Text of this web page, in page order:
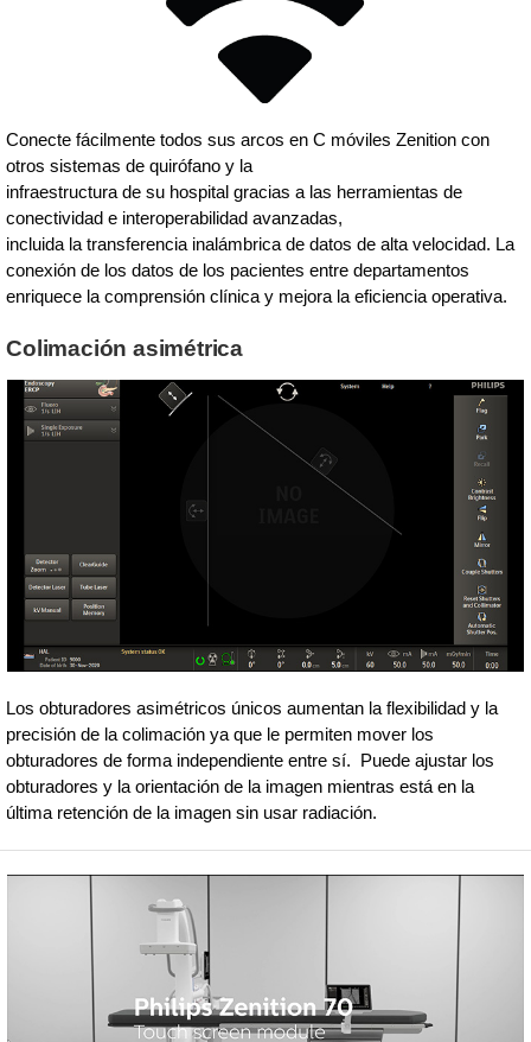
Conecte fácilmente todos sus arcos en C móviles Zenition con
otros sistemas de quirófano y la
infraestructura de su hospital gracias a las herramientas de
conectividad e interoperabilidad avanzadas,
incluida la transferencia inalámbrica de datos de alta velocidad. La
conexión de los datos de los pacientes entre departamentos
enriquece la comprensión clínica y mejora la eficiencia operativa.
Colimación asimétrica
Los obturadores asimétricos únicos aumentan la flexibilidad y la
precisión de la colimación ya que le permiten mover los
obturadores de forma independiente entre sí. Puede ajustar los
obturadores y la orientación de la imagen mientras está en la
última retención de la imagen sin usar radiación.